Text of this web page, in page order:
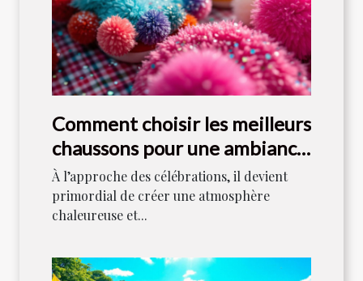
Comment choisir les meilleurs
chaussons pour une ambiance
festive ?
À l’approche des célébrations, il devient
primordial de créer une atmosphère
chaleureuse et...